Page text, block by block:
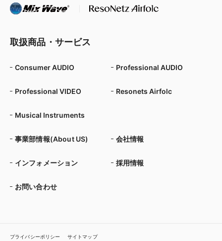
取扱商品・サービス
Consumer AUDIO Professional AUDIO
Professional VIDEO Resonets Airfolc
Musical Instruments
事業部情報(About US) 会社情報
インフォメーション 採用情報
お問い合わせ
プライバシーポリシー サイトマップ